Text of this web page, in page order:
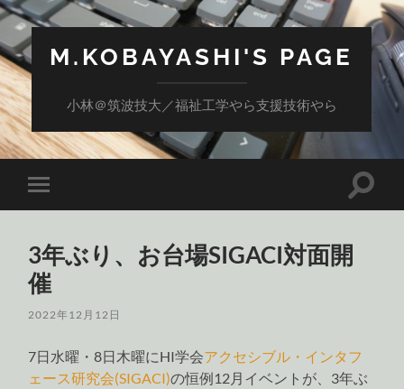
M.KOBAYASHI'S PAGE
小林＠筑波技大／福祉工学やら支援技術やら
モ
バ
ル
メ
ニ
ュ
ー
を
替
検
え
3年ぶり、お台場SIGACI対面開
催
2022年12月12日
7日水曜・8日木曜にHI学会アクセシブル・インタフ
ェース研究会(SIGACI)の恒例12月イベントが、3年ぶ